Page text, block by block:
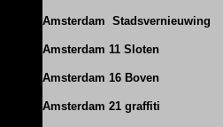
Amsterdam Stadsvernieuwing
Amsterdam 11 Sloten
Amsterdam 16 Boven
Amsterdam 21 graffiti